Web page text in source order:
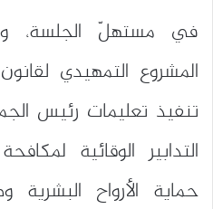
في مستهلّ الجلسة،
المشروع التمهيدي
تنفيذ تعليمات رئيس
التدابير الوقائية
حماية الأرواح البشرية